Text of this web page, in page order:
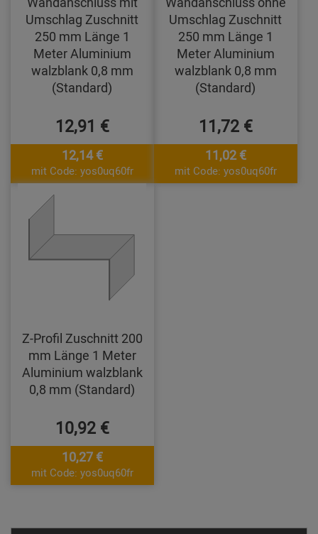
Umschlag Zuschnitt
250 mm Länge 1
Meter Aluminium
walzblank 0,8 mm
(Standard)
12,91 €
12,14 €
mit Code: yos0uq60fr
Umschlag Zuschnitt
250 mm Länge 1
Meter Aluminium
walzblank 0,8 mm
(Standard)
11,72 €
11,02 €
mit Code: yos0uq60fr
Z-Profil Zuschnitt 200
mm Länge 1 Meter
Aluminium walzblank
0,8 mm (Standard)
10,92 €
10,27 €
mit Code: yos0uq60fr